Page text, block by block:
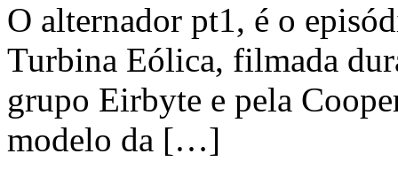
O alternador pt1, é o
Turbina Eólica, filmada
grupo Eirbyte e pela
modelo da […]